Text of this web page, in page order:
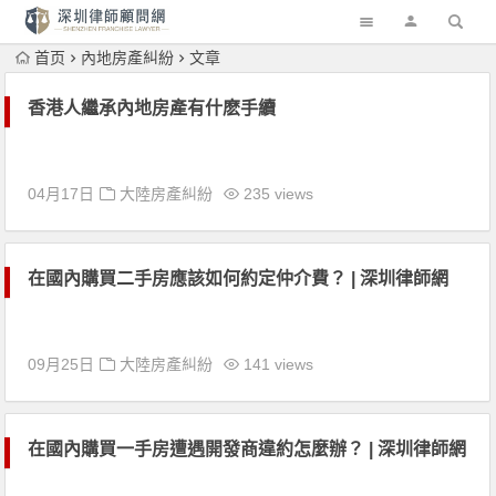
首页 內地房產糾紛 文章
香港人繼承內地房產有什麽手續
04月17日 大陸房產糾紛 235 views
在國內購買二手房應該如何約定仲介費？ | 深圳律師網
09月25日 大陸房產糾紛 141 views
在國內購買一手房遭遇開發商違約怎麼辦？ | 深圳律師網